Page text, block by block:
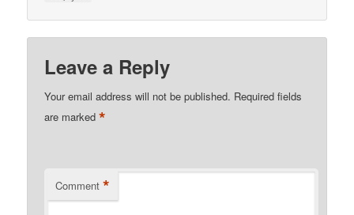
Leave a Reply
Your email address will not be published. Required fields
are marked*
Comment *